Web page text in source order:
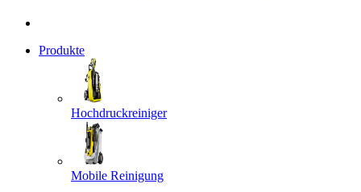
Produkte
Hochdruckreiniger
Mobile Reinigung